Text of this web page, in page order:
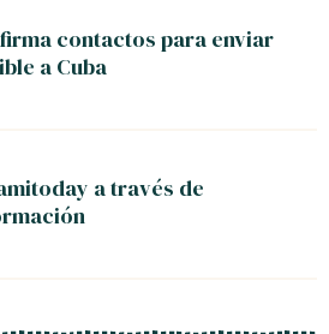
contactos para enviar
a Cuba
a través de